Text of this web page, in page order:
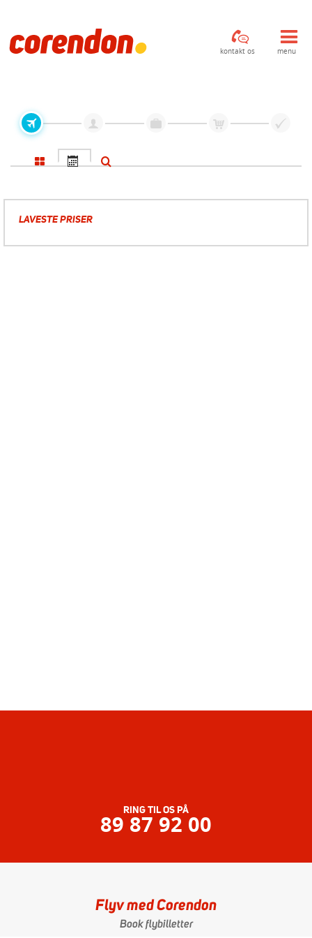
kontakt os menu
LAVESTE PRISER
RING TIL OS PÅ
89 87 92 00
Flyv med Corendon
Book flybilletter